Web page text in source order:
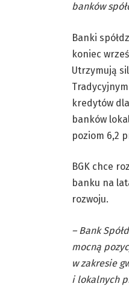
banków
Banki
koniec
Utrzymują
kredytów
banków
poziom 6,2
BGK chce
banku na
rozwoju.
– Bank
mocną
w zakresie
i lokalnych